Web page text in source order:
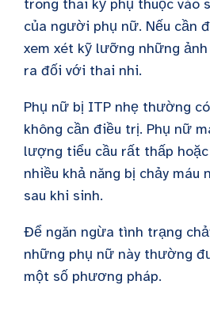
trong thai kỳ phụ thuộc vào
của người phụ nữ. Nếu cần
xem xét kỹ lưỡng những
ra đối với thai nhi.
Phụ nữ bị ITP nhẹ thường
không cần điều trị. Phụ nữ
lượng tiểu cầu rất thấp
nhiều khả năng bị chảy máu
sau khi sinh.
Để ngăn ngừa tình trạng
những phụ nữ này thường
một số phương pháp.